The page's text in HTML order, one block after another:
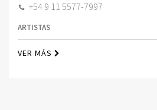
+54 9 11 5577-7997
ARTISTAS
VER MÁS